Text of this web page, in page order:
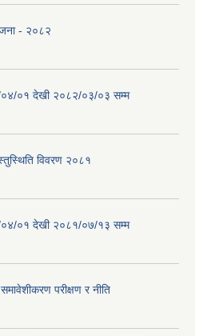
- २०८२
०४/०१ देखी २०८२/०३/०३ सम्म
विवरण २०८१
०४/०१ देखी २०८१/०७/१३ सम्म
परीक्षण र नीति